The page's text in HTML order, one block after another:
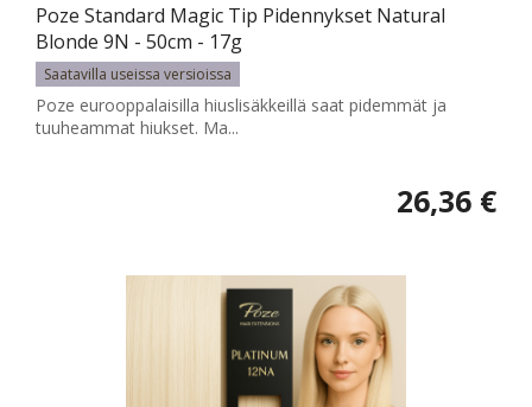
Poze Standard Magic Tip Pidennykset Natural
Blonde 9N - 50cm - 17g
Saatavilla useissa versioissa
Poze eurooppalaisilla hiuslisäkkeillä saat pidemmät ja
tuuheammat hiukset. Ma...
26,36 €